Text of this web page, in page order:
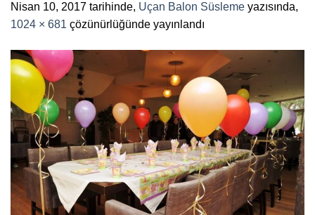
Nisan 10, 2017 tarihinde, Uçan Balon Süsleme yazısında,
1024 × 681 çözünürlüğünde yayınlandı